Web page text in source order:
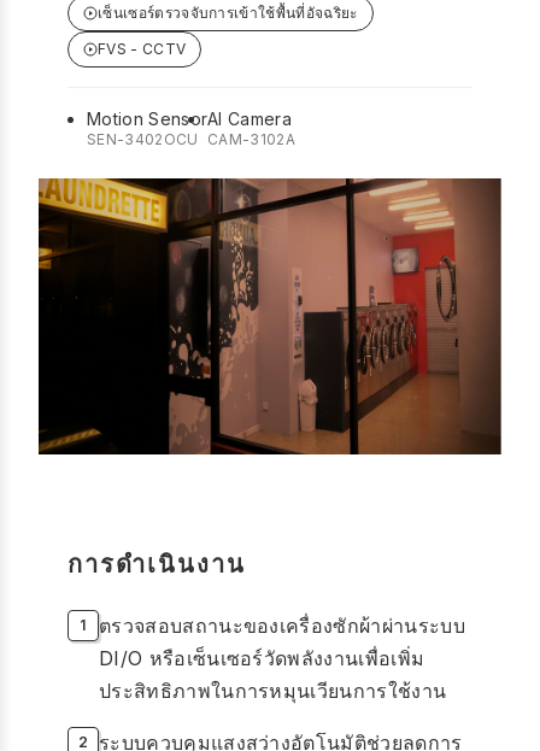
เซ็นเซอร์ตรวจจับการเข้าใช้พื้นที่อัจฉริยะ
FVS - CCTV
Motion Sensor
SEN-3402OCU
AI Camera
CAM-3102A
การดำเนินงาน
ตรวจสอบสถานะของเครื่องซักผ้าผ่านระบบ
DI/O หรือเซ็นเซอร์วัดพลังงานเพื่อเพิ่ม
ประสิทธิภาพในการหมุนเวียนการใช้งาน
ระบบควบคุมแสงสว่างอัตโนมัติช่วยลดการ